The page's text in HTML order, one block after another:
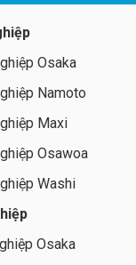
Osaka
Namoto
Maxi
Osawoa
Washi
Osaka